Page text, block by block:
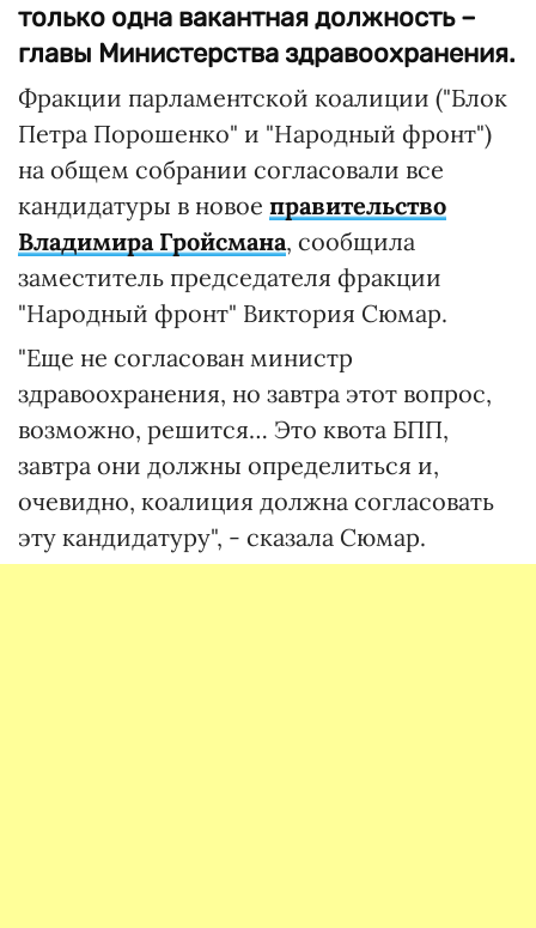
только одна вакантная должность –
главы Министерства здравоохранения.
Фракции парламентской коалиции ("Блок
Петра Порошенко" и "Народный фронт")
на общем собрании согласовали все
кандидатуры в новое правительство
Владимира Гройсмана, сообщила
заместитель председателя фракции
"Народный фронт" Виктория Сюмар.
"Еще не согласован министр
здравоохранения, но завтра этот вопрос,
возможно, решится… Это квота БПП,
завтра они должны определиться и,
очевидно, коалиция должна согласовать
эту кандидатуру", - сказала Сюмар.